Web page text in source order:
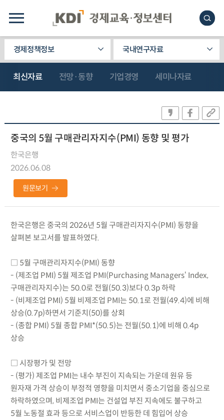
경제정책정보 국내연구자료
최신자료 전망·동향 기업경영 세미나자료
중국의 5월 구매관리자지수(PMI) 동향 및 평가
한국은행
2026.06.08
원문보기
한국은행은 중국의 2026년 5월 구매관리자지수(PMI) 동향을
살펴본 보고서를 발표하였다.
□ 5월 구매관리자지수(PMI) 동향
- (제조업 PMI) 5월 제조업 PMI(Purchasing Managers‘ Index,
구매관리자지수)는 50.0로 전월(50.3)보다 0.3p 하락
- (비제조업 PMI) 5월 비제조업 PMI는 50.1로 전월(49.4)에 비해
상승(0.7p)하면서 기준치(50)를 상회
- (종합 PMI) 5월 종합 PMI*(50.5)는 전월(50.1)에 비해 0.4p
상승
□ 시장평가 및 전망
- (평가) 제조업 PMI는 내수 부진이 지속되는 가운데 원유 등
원자재 가격 상승이 부정적 영향을 미치면서 중소기업을 중심으로
하락하였으며, 비제조업 PMI는 건설업 부진 지속에도 불구하고
5월 노동절 효과 등으로 서비스업이 반등한 데 힘입어 상승